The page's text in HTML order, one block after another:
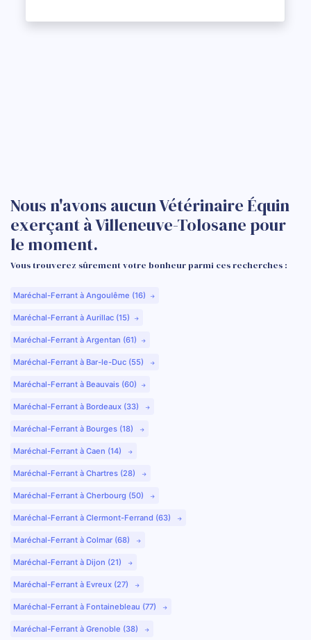
Nous n'avons aucun Vétérinaire Équin
exerçant à Villeneuve-Tolosane pour
le moment.
Vous trouverez sûrement votre bonheur parmi ces recherches :
Maréchal-Ferrant à Angoulême (16)
Maréchal-Ferrant à Aurillac (15)
Maréchal-Ferrant à Argentan (61)
Maréchal-Ferrant à Bar-le-Duc (55)
Maréchal-Ferrant à Beauvais (60)
Maréchal-Ferrant à Bordeaux (33)
Maréchal-Ferrant à Bourges (18)
Maréchal-Ferrant à Caen (14)
Maréchal-Ferrant à Chartres (28)
Maréchal-Ferrant à Cherbourg (50)
Maréchal-Ferrant à Clermont-Ferrand (63)
Maréchal-Ferrant à Colmar (68)
Maréchal-Ferrant à Dijon (21)
Maréchal-Ferrant à Evreux (27)
Maréchal-Ferrant à Fontainebleau (77)
Maréchal-Ferrant à Grenoble (38)